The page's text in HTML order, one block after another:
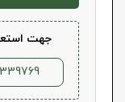
جهت